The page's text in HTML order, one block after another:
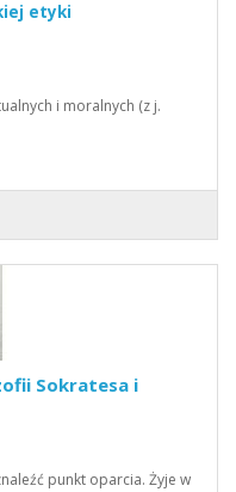
etyki
i moralnych (z j.
Sokratesa i
punkt oparcia. Żyje w